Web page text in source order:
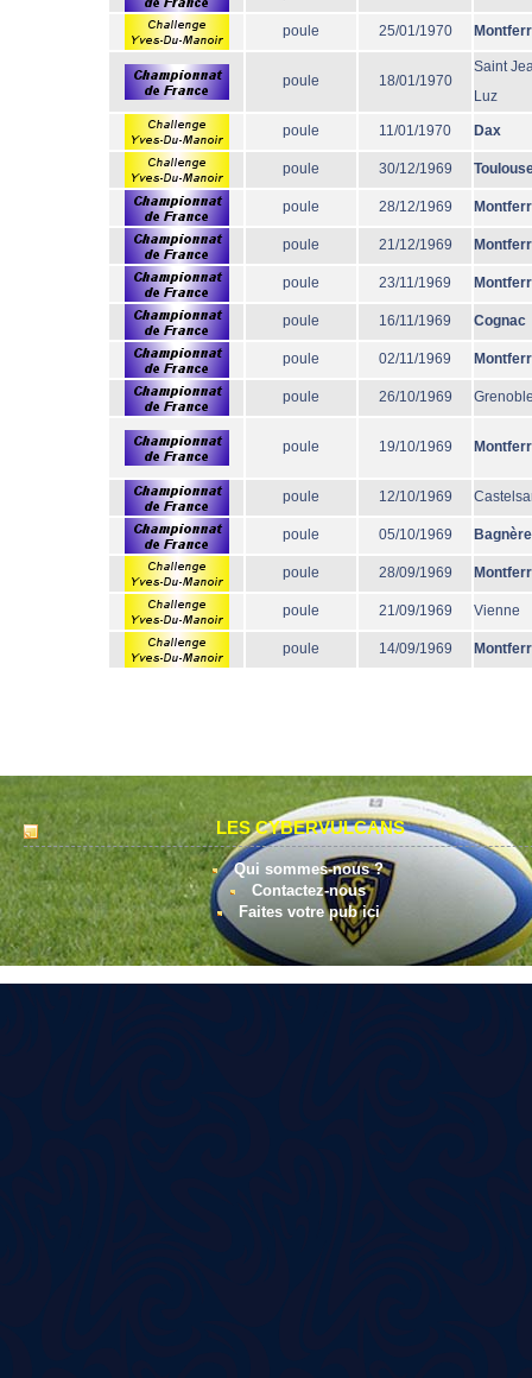
poule 25/01/1970
poule 18/01/1970
Saint
Luz
poule 11/01/1970 Dax
poule 30/12/1969
poule 28/12/1969
poule 21/12/1969
poule 23/11/1969
poule 16/11/1969 Cognac
poule 02/11/1969
poule 26/10/1969
poule 19/10/1969
poule 12/10/1969
poule 05/10/1969
poule 28/09/1969
poule 21/09/1969 Vienne
poule 14/09/1969
LES CYBERVULCANS
Qui sommes-nous ?
Contactez-nous
Faites votre pub ici